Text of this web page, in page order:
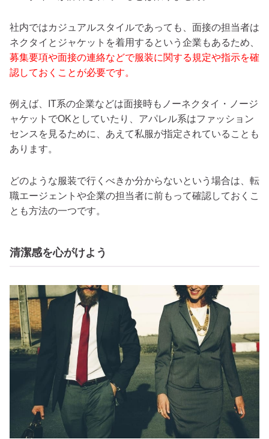
社内ではカジュアルスタイルであっても、面接の担当者は
ネクタイとジャケットを着用するという企業もあるため、
募集要項や面接の連絡などで服装に関する規定や指示を確
認しておくことが必要です。
例えば、IT系の企業などは面接時もノーネクタイ・ノージ
ャケットでOKとしていたり、アパレル系はファッション
センスを見るために、あえて私服が指定されていることも
あります。
どのような服装で行くべきか分からないという場合は、転
職エージェントや企業の担当者に前もって確認しておくこ
とも方法の一つです。
清潔感を心がけよう